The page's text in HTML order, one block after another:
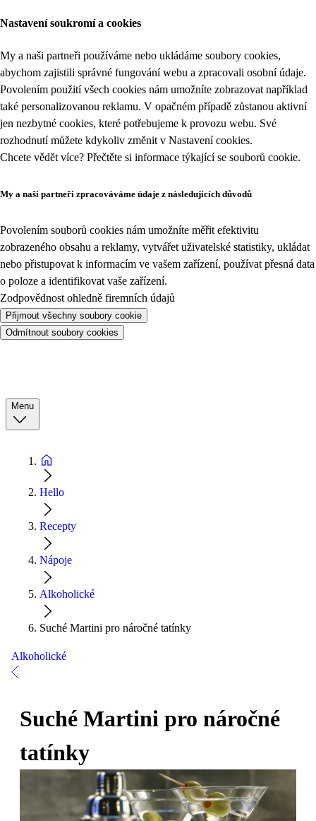
Nastavení soukromí a cookies
My a naši partneři používáme nebo ukládáme soubory cookies,
abychom zajistili správné fungování webu a zpracovali osobní údaje.
Povolením použití všech cookies nám umožníte zobrazovat například
také personalizovanou reklamu. V opačném případě zůstanou aktivní
jen nezbytné cookies, které potřebujeme k provozu webu. Své
rozhodnutí můžete kdykoliv změnit v Nastavení cookies.
Chcete vědět více? Přečtěte si informace týkající se souborů cookie.
My a naši partneři zpracováváme údaje z následujících důvodů
Povolením souborů cookies nám umožníte měřit efektivitu
zobrazeného obsahu a reklamy, vytvářet uživatelské statistiky, ukládat
nebo přistupovat k informacím ve vašem zařízení, používat přesná data
o poloze a identifikovat vaše zařízení.
Zodpovědnost ohledně firemních údajů
Přijmout všechny soubory cookie
Odmítnout soubory cookies
Menu
Hello
Recepty
Nápoje
Alkoholické
Suché Martini pro náročné tatínky
Alkoholické
Suché Martini pro náročné
tatínky